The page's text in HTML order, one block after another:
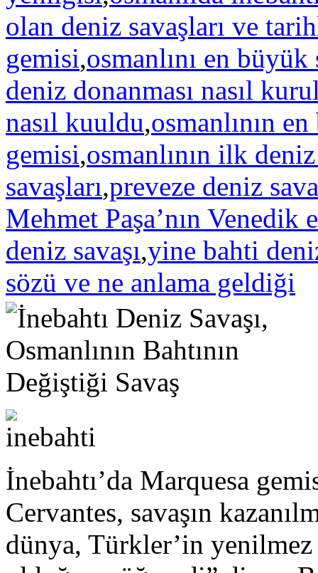
olan deniz savaşları ve
gemisi,osmanlını en
deniz donanması nasıl
nasıl kuuldu,osmanlının
gemisi,osmanlının ilk deniz
savaşları,preveze deniz
Mehmet Paşa’nın
deniz savaşı,yine bahti
sözü ve ne anlama geldiği
İnebahtı’da Marquesa
Cervantes, savaşın
dünya, Türkler’in yenilmez